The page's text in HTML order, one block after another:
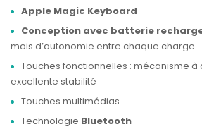
Apple Magic Keyboard
Conception avec batterie
mois d’autonomie entre chaque charge
Touches fonctionnelles : mécanisme à
excellente stabilité
Touches multimédias
Technologie Bluetooth